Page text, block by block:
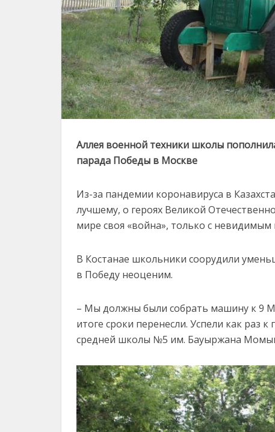
Аллея военной техники школы
парада Победы в Москве
Из-за пандемии коронавируса в
лучшему, о героях Великой
мире своя «война», только с невидимым
В Костанае школьники соорудили
в Победу неоценим.
– Мы должны были собрать машину к 9
итоге сроки перенесли. Успели как раз
средней школы №5 им. Бауыржана